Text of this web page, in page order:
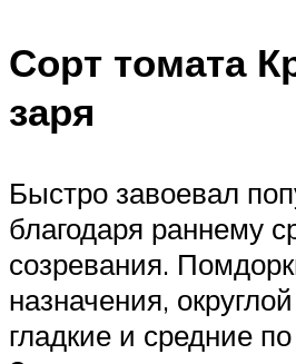
Сорт томата
заря
Быстро завоевал
благодаря раннему
созревания.
назначения,
гладкие и средние